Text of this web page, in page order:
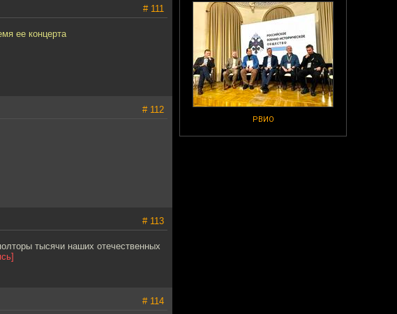
РВИО
# 111
ее концерта
# 112
# 113
тысячи наших отечественных
# 114